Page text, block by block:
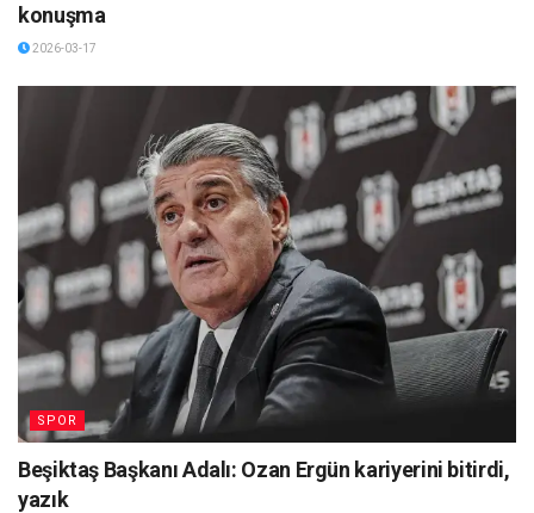
konuşma
2026-03-17
SPOR
Beşiktaş Başkanı Adalı: Ozan Ergün kariyerini bitirdi,
yazık